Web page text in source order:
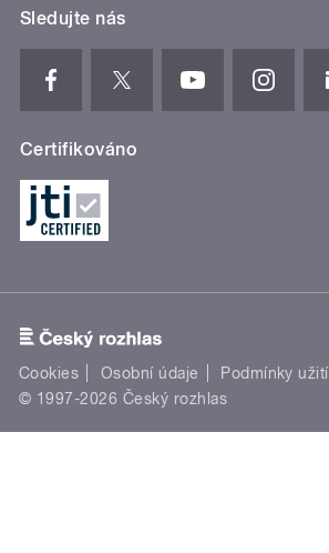
Sledujte nás
Certifikováno
Cookies Osobní údaje Podmínky užití
© 1997-2026 Český rozhlas